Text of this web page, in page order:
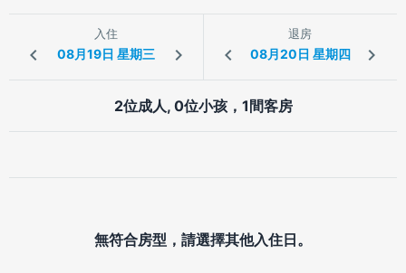
入住 退房
2位成人, 0位小孩，1間客房
無符合房型，請選擇其他入住日。